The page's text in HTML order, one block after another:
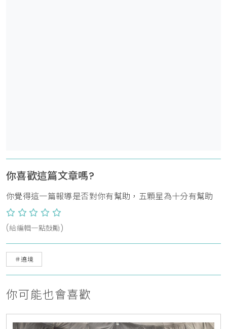
你喜歡這篇文章嗎?
你覺得這一篇報導是否對你有幫助，五顆星為十分有幫助
(給編輯一點鼓勵)
＃遶境
你可能也會喜歡